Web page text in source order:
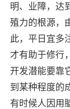
明、业障，达
殖力的根源，
此，平日宜多
才有助于修行
开发潜能要靠
到某种程度的
有时候人因用